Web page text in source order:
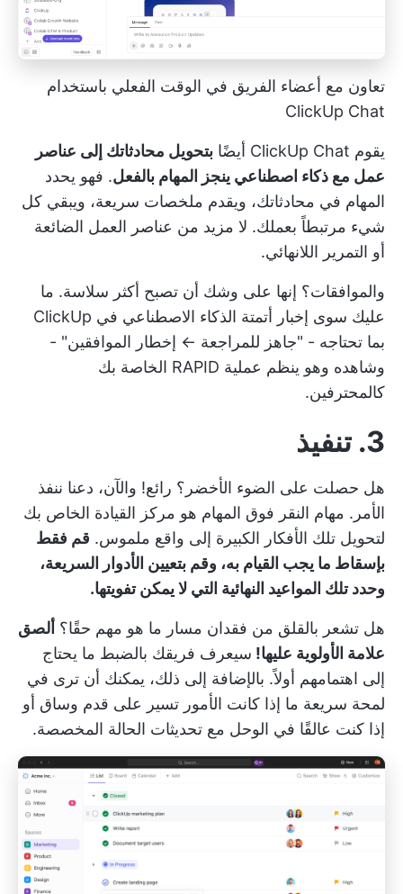
تعاون مع أعضاء الفريق في الوقت الفعلي باستخدام
ClickUp Chat
يقوم ClickUp Chat أيضًا
بتحويل محادثاتك إلى عناصر
عمل مع ذكاء اصطناعي ينجز المهام بالفعل. فهو يحدد
المهام في محادثاتك، ويقدم ملخصات سريعة، ويبقي كل
شيء مرتبطاً بعملك. لا مزيد من عناصر العمل الضائعة
أو التمرير اللانهائي.
والموافقات؟ إنها على وشك أن تصبح أكثر سلاسة. ما
عليك سوى إخبار أتمتة الذكاء الاصطناعي في ClickUp
بما تحتاجه - "جاهز للمراجعة ← إخطار الموافقين" -
وشاهده وهو ينظم عملية RAPID الخاصة بك
كالمحترفين.
3. تنفيذ
هل حصلت على الضوء الأخضر؟ رائع! والآن، دعنا ننفذ
الأمر. مهام النقر فوق المهام هو مركز القيادة الخاص بك
لتحويل تلك الأفكار الكبيرة إلى واقع ملموس. قم فقط
بإسقاط ما يجب القيام به، وقم بتعيين الأدوار السريعة،
وحدد تلك المواعيد النهائية التي لا يمكن تفويتها.
هل تشعر بالقلق من فقدان مسار ما هو مهم حقًا؟ ألصق
علامة الأولوية عليها! سيعرف فريقك بالضبط ما يحتاج
إلى اهتمامهم أولاً. بالإضافة إلى ذلك، يمكنك أن ترى في
لمحة سريعة ما إذا كانت الأمور تسير على قدم وساق أو
إذا كنت عالقًا في الوحل مع تحديثات الحالة المخصصة.